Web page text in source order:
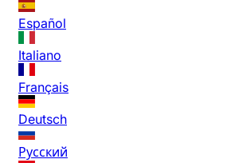
Español
Italiano
Français
Deutsch
Русский